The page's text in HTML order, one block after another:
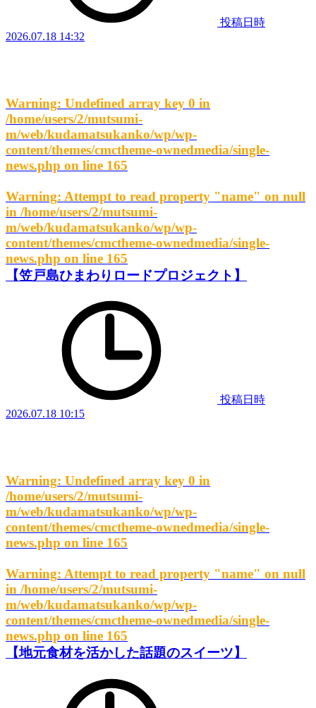
投稿日時
2026.07.18 14:32
Warning: Undefined array key 0 in
/home/users/2/mutsumi-
m/web/kudamatsukanko/wp/wp-
content/themes/cmctheme-ownedmedia/single-
news.php on line 165
Warning: Attempt to read property "name" on null
in /home/users/2/mutsumi-
m/web/kudamatsukanko/wp/wp-
content/themes/cmctheme-ownedmedia/single-
news.php on line 165
【笠戸島ひまわりロードプロジェクト】
投稿日時
2026.07.18 10:15
Warning: Undefined array key 0 in
/home/users/2/mutsumi-
m/web/kudamatsukanko/wp/wp-
content/themes/cmctheme-ownedmedia/single-
news.php on line 165
Warning: Attempt to read property "name" on null
in /home/users/2/mutsumi-
m/web/kudamatsukanko/wp/wp-
content/themes/cmctheme-ownedmedia/single-
news.php on line 165
【地元食材を活かした話題のスイーツ】